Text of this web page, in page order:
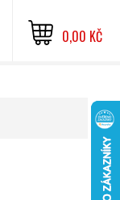
0,00 KČ